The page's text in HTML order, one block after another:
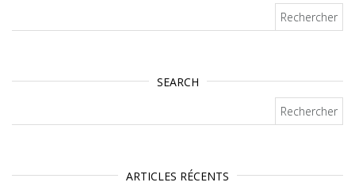
SEARCH
ARTICLES RÉCENTS